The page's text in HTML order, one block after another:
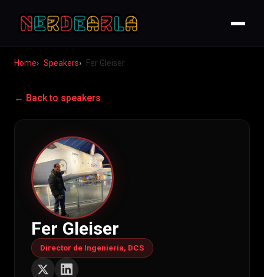
Home Speakers Fer Gleiser
← Back to speakers
Fer Gleiser
Director de Ingenieria, DCS